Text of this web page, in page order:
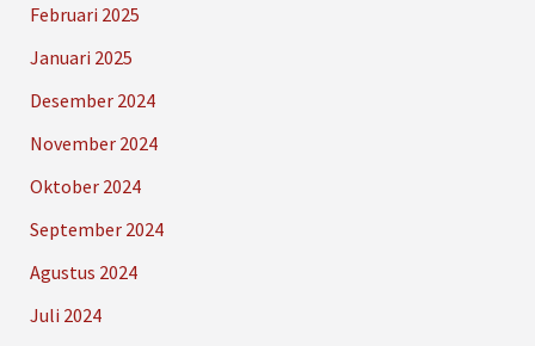
Februari 2025
Januari 2025
Desember 2024
November 2024
Oktober 2024
September 2024
Agustus 2024
Juli 2024